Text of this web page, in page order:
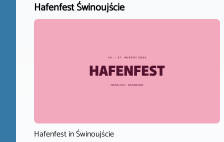
Hafenfest Świnoujście
Hafenfest in Świnoujście